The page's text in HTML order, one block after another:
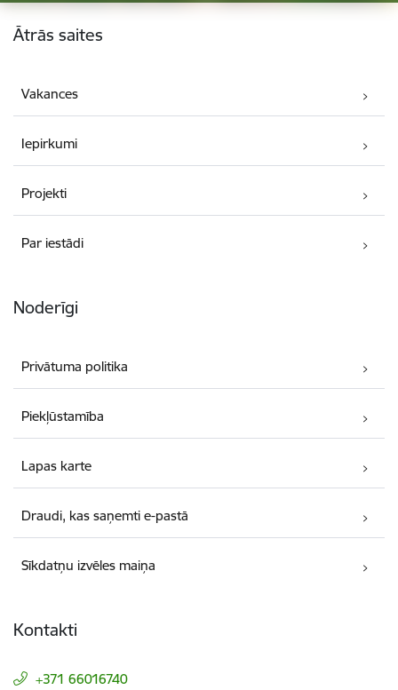
Kājene
Ātrās saites
Vakances
Iepirkumi
Projekti
Par iestādi
Noderīgi
Privātuma politika
Piekļūstamība
Lapas karte
Draudi, kas saņemti e-pastā
Sīkdatņu izvēles maiņa
Kontakti
+371 66016740